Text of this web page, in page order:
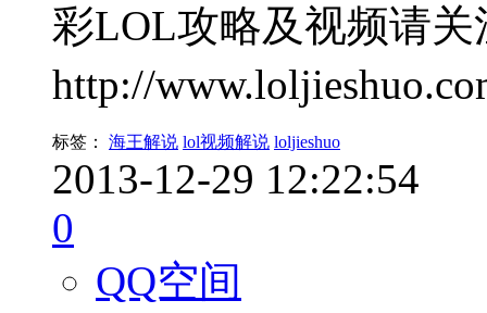
彩LOL攻略及视频请
http://
标签： 海王解说 lol视频解说 loljieshuo
2013-12-29 12:22:54
0
QQ空间